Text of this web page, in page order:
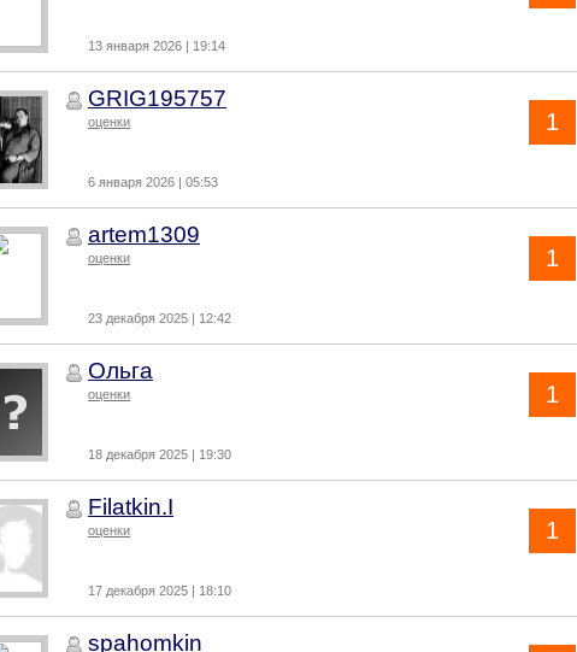
13 января 2026 | 19:14
GRIG195757
оценки
6 января 2026 | 05:53
1
artem1309
оценки
23 декабря 2025 | 12:42
1
Ольга
оценки
18 декабря 2025 | 19:30
1
Filatkin.I
оценки
17 декабря 2025 | 18:10
1
spahomkin